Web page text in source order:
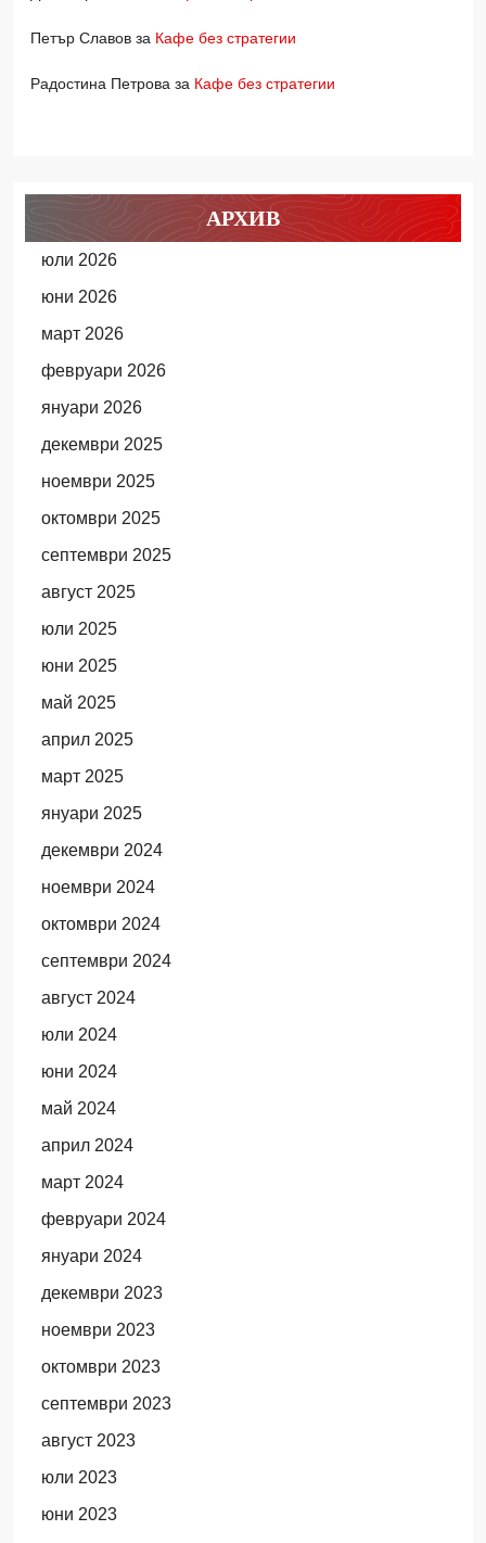
Петър Славов за Кафе без стратегии
Радостина Петрова за Кафе без стратегии
АРХИВ
юли 2026
юни 2026
март 2026
февруари 2026
януари 2026
декември 2025
ноември 2025
октомври 2025
септември 2025
август 2025
юли 2025
юни 2025
май 2025
април 2025
март 2025
януари 2025
декември 2024
ноември 2024
октомври 2024
септември 2024
август 2024
юли 2024
юни 2024
май 2024
април 2024
март 2024
февруари 2024
януари 2024
декември 2023
ноември 2023
октомври 2023
септември 2023
август 2023
юли 2023
юни 2023